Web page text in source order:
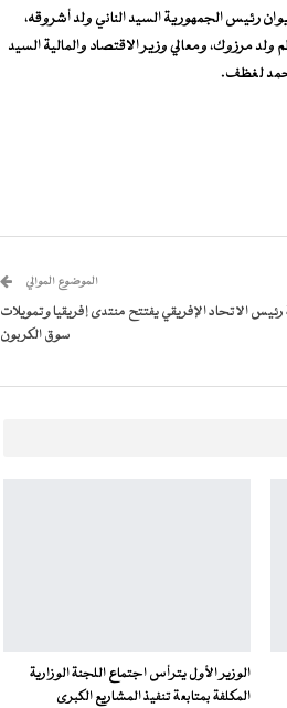
رئيس الجمهورية السيد الناني ولد أشروقه،
مرزوك، ومعالي وزير الاقتصاد والمالية السيد
محمد لغظف.
الموضوع الموالي
الاتحاد الإفريقي يفتتح منتدى إفريقيا وتمويلات
سوق الكربون
الوزير الأول يترأس اجتماع اللجنة الوزارية
المكلفة بمتابعة تنفيذ المشاريع الكبرى